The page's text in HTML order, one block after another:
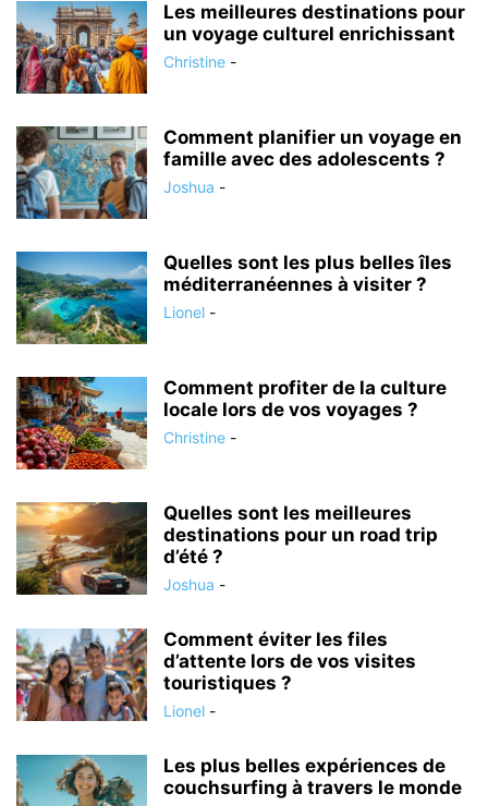
Les meilleures destinations pour
un voyage culturel enrichissant
Christine -
Comment planifier un voyage en
famille avec des adolescents ?
Joshua -
Quelles sont les plus belles îles
méditerranéennes à visiter ?
Lionel -
Comment profiter de la culture
locale lors de vos voyages ?
Christine -
Quelles sont les meilleures
destinations pour un road trip
d’été ?
Joshua -
Comment éviter les files
d’attente lors de vos visites
touristiques ?
Lionel -
Les plus belles expériences de
couchsurfing à travers le monde